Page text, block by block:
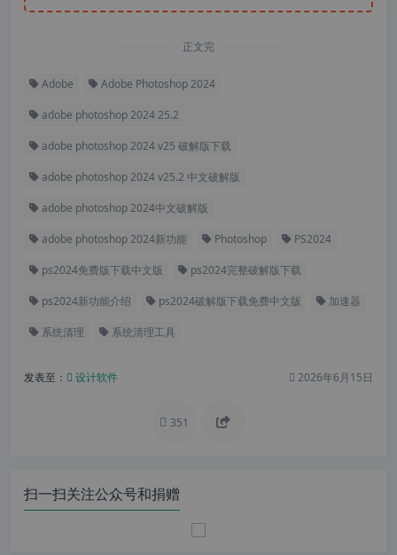
正文完
Adobe Adobe Photoshop 2024
adobe photoshop 2024 25.2
adobe photoshop 2024 v25 破解版下载
adobe photoshop 2024 v25.2 中文破解版
adobe photoshop 2024中文破解版
adobe photoshop 2024新功能 Photoshop PS2024
ps2024免费版下载中文版 ps2024完整破解版下载
ps2024新功能介绍 ps2024破解版下载免费中文版 加速器
系统清理 系统清理工具
发表至： 设计软件 2026年6月15日
351
扫一扫关注公众号和捐赠